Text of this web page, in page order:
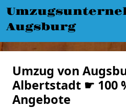
Augsburg
Umzug von
Albertstadt ☛ 100
Angebote